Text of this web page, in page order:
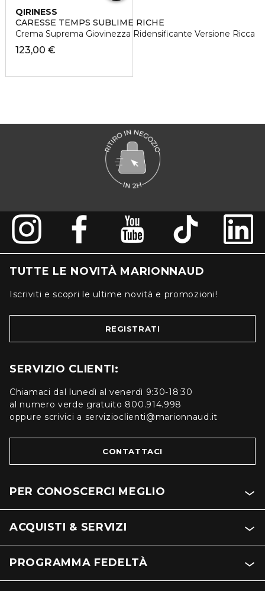
QIRINESS
CARESSE TEMPS SUBLIME RICHE
Crema Suprema Giovinezza Ridensificante Versione Ricca
123,00 €
TUTTE LE NOVITÀ MARIONNAUD
Iscriviti e scopri le ultime novità e promozioni!
REGISTRATI
SERVIZIO CLIENTI:
Chiamaci dal lunedì al venerdì 9:30-18:30
al numero verde gratuito 800.914.998
oppure scrivici a servizioclienti@marionnaud.it
CONTATTACI
PER CONOSCERCI MEGLIO
ACQUISTI & SERVIZI
PROGRAMMA FEDELTÀ